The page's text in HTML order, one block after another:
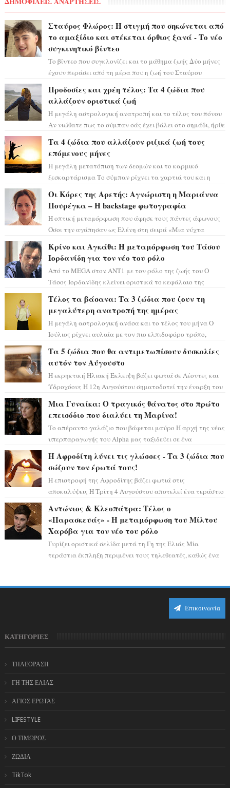
Σταύρος Φλώρος: Η στιγμή που σηκώνεται από
το αμαξίδιο και στέκεται όρθιος ξανά - Το νέο
συγκινητικό βίντεο
Το βίντεο που συγκλονίζει και το μάθημα ζωής Δύο μήνες
έχουν περάσει από τη μέρα που η ζωή του Σταύρου
Προδοσίες και χρέη τέλος: Τα 4 ζώδια που
αλλάζουν οριστικά ζωή
Η μεγάλη αστρολογική ανατροπή και το τέλος του πόνου
Αν νιώθατε πως το σύμπαν σάς έχει βάλει στο σημάδι, ήρθε
Τα 4 ζώδια που αλλάζουν ριζικά ζωή τους
επόμενους μήνες
Η μεγάλη μετατόπιση των δεσμών και το καρμικό
ξεσκαρτάρισμα Το σύμπαν ρίχνει τα χαρτιά του και η
Οι Κόρες της Αρετής: Αγνώριστη η Μαριάννα
Πουρέγκα – H backstage φωτογραφία
Η οπτική μεταμόρφωση που άφησε τους πάντες άφωνους
Όσοι την αγάπησαν ως Ελένη στη σειρά «Μια νύχτα
Κρίνο και Αγκάθι: Η μεταμόρφωση του Τάσου
Ιορδανίδη για τον νέο του ρόλο
Από το MEGA στον ΑΝΤ1 με τον ρόλο της ζωής του Ο
Τάσος Ιορδανίδης κλείνει οριστικά το κεφάλαιο της
Τέλος τα βάσανα: Τα 3 ζώδια που ζουν τη
μεγαλύτερη ανατροπή της ημέρας
Η μεγάλη αστρολογική ανάσα και το τέλος του μήνα Ο
Ιούλιος ρίχνει αυλαία με τον πιο ελπιδοφόρο τρόπο,
Τα 5 ζώδια που θα αντιμετωπίσουν δυσκολίες
αυτόν τον Αύγουστο
Η εκρηκτική Ηλιακή Έκλειψη βάζει φωτιά σε Λέοντες και
Υδροχόους Η 12η Αυγούστου σηματοδοτεί την έναρξη του
Μια Γυναίκα: Ο τραγικός θάνατος στο πρώτο
επεισόδιο που διαλύει τη Μαρίνα!
Το απέραντο γαλάζιο που βάφεται μαύρο Η αρχή της νέας
υπερπαραγωγής του Alpha μας ταξιδεύει σε ένα
Η Αφροδίτη λύνει τις γλώσσες - Τα 3 ζώδια που
σώζουν τον έρωτά τους!
Η επιστροφή της Αφροδίτης βάζει φωτιά στις
αποκαλύψεις Η Τρίτη 4 Αυγούστου αποτελεί ένα τεράστιο
Αντώνιος & Κλεοπάτρα: Τέλος ο
«Παρασκευάς» - Η μεταμόρφωση του Μίλτου
Χαρόβα για τον νέο του ρόλο
Γυρίζει οριστικά σελίδα μετά τη Γη της Ελιάς Μία
τεράστια έκπληξη περιμένει τους τηλεθεατές, καθώς ένα
Επικοινωνία
ΚΑΤΗΓΟΡΙΕΣ
ΤΗΛΕΟΡΑΣΗ
ΓΗ ΤΗΣ ΕΛΙΑΣ
ΑΓΙΟΣ ΕΡΩΤΑΣ
LIFESTYLE
Ο ΤΙΜΩΡΟΣ
ΖΩΔΙΑ
TikTok